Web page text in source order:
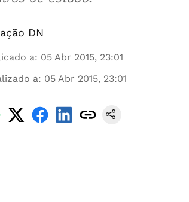
DN
a: 05 Abr 2015, 23:01
a: 05 Abr 2015, 23:01